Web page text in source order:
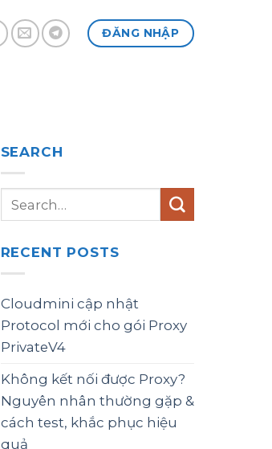
ĐĂNG NHẬP
SEARCH
RECENT POSTS
Cloudmini cập nhật
Protocol mới cho gói Proxy
PrivateV4
Không kết nối được Proxy?
Nguyên nhân thường gặp &
cách test, khắc phục hiệu
quả